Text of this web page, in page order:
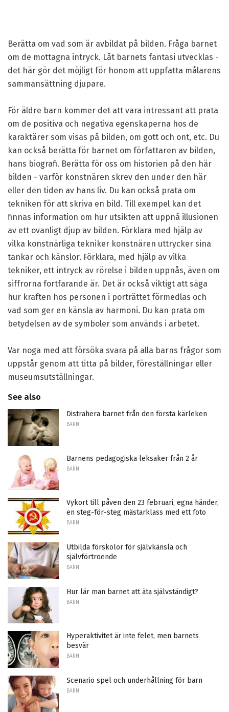
Berätta om vad som är avbildat på bilden. Fråga barnet
om de mottagna intryck. Låt barnets fantasi utvecklas -
det här gör det möjligt för honom att uppfatta målarens
sammansättning djupare.
För äldre barn kommer det att vara intressant att prata
om de positiva och negativa egenskaperna hos de
karaktärer som visas på bilden, om gott och ont, etc. Du
kan också berätta för barnet om författaren av bilden,
hans biografi. Berätta för oss om historien på den här
bilden - varför konstnären skrev den under den här
eller den tiden av hans liv. Du kan också prata om
tekniken för att skriva en bild. Till exempel kan det
finnas information om hur utsikten att uppnå illusionen
av ett ovanligt djup av bilden. Förklara med hjälp av
vilka konstnärliga tekniker konstnären uttrycker sina
tankar och känslor. Förklara, med hjälp av vilka
tekniker, ett intryck av rörelse i bilden uppnås, även om
siffrorna fortfarande är. Det är också viktigt att säga
hur kraften hos personen i porträttet förmedlas och
vad som ger en känsla av harmoni. Du kan prata om
betydelsen av de symboler som används i arbetet.
Var noga med att försöka svara på alla barns frågor som
uppstår genom att titta på bilder, föreställningar eller
museumsutställningar.
See also
Distrahera barnet från den första kärleken
BARN
Barnens pedagogiska leksaker från 2 år
BARN
Vykort till påven den 23 februari, egna händer,
en steg-för-steg mästarklass med ett foto
BARN
Utbilda förskolor för självkänsla och
självförtroende
BARN
Hur lär man barnet att äta självständigt?
BARN
Hyperaktivitet är inte felet, men barnets
besvär
BARN
Scenario spel och underhållning för barn
BARN